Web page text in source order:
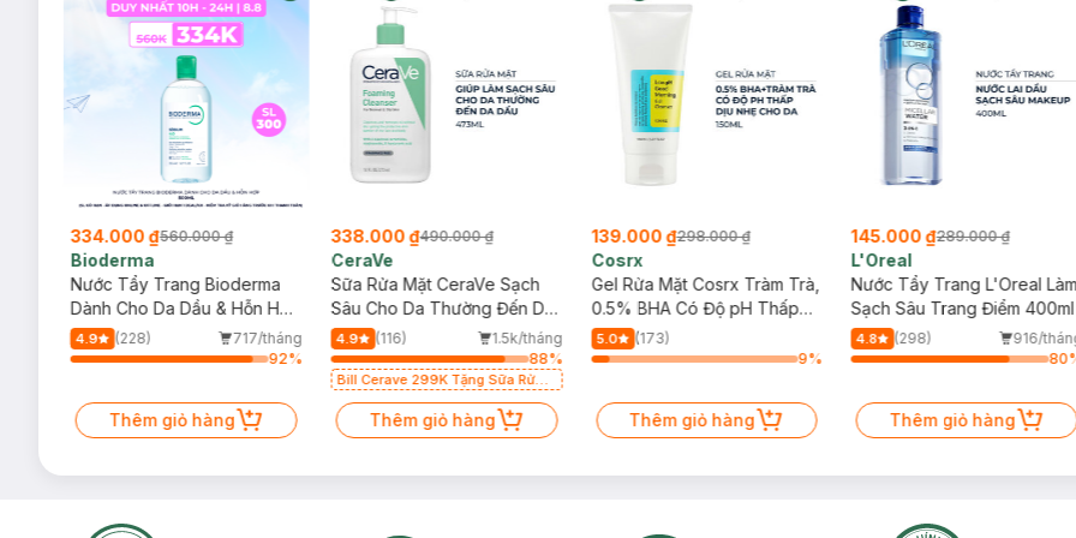
334.000 ₫560.000 ₫
Bioderma
Nước Tẩy Trang Bioderma
Dành Cho Da Dầu & Hỗn Hợp
500ml
4.9 (228)
717/tháng
92%
Thêm giỏ hàng
338.000 ₫490.000 ₫
CeraVe
Sữa Rửa Mặt CeraVe Sạch
Sâu Cho Da Thường Đến Da
Dầu 473ml
4.9 (116)
1.5k/tháng
88%
Bill Cerave 299K Tặng Sữa Rửa
Thêm giỏ hàng
139.000 ₫298.000 ₫
Cosrx
Gel Rửa Mặt Cosrx Tràm Trà,
0.5% BHA Có Độ pH Thấp
150ml
5.0
(173)
9%
Thêm giỏ hàng
145.000 ₫289.000 ₫
L'Oreal
Nước Tẩy Trang L'Oreal
Sạch Sâu Trang Điểm 400ml
4.8 (298)
916/
80
Thêm giỏ hàng